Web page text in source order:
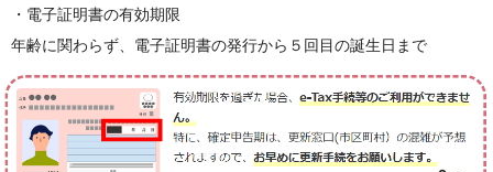
・電子証明書の有効期限
年齢に関わらず、電子証明書の発行から５回目の誕生日まで